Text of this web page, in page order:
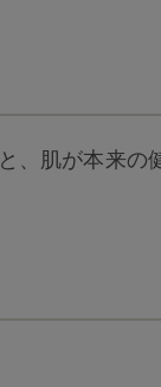
、肌が本来の